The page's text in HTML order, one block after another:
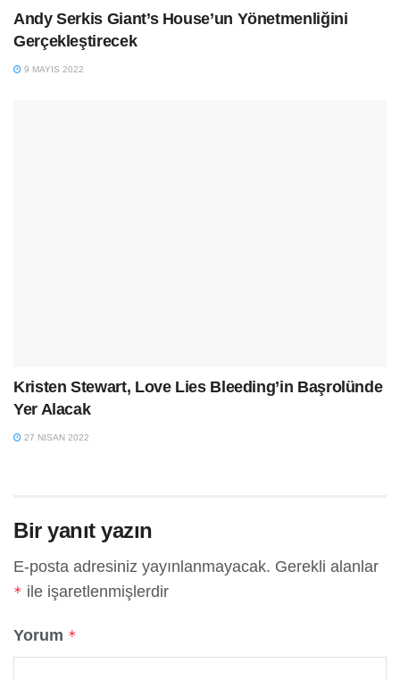
Andy Serkis Giant’s House’un Yönetmenliğini
Gerçekleştirecek
9 MAYIS 2022
Kristen Stewart, Love Lies Bleeding’in Başrolünde
Yer Alacak
27 NISAN 2022
Bir yanıt yazın
E-posta adresiniz yayınlanmayacak. Gerekli alanlar
* ile işaretlenmişlerdir
Yorum *